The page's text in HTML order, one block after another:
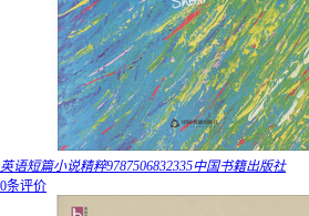
英语短篇小说精粹9787506832335中国书籍出版社
0条评价